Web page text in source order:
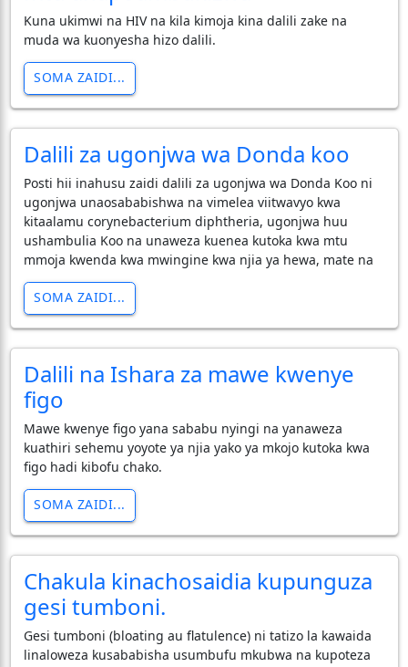
Kuna ukimwi na HIV na kila kimoja kina dalili zake na
muda wa kuonyesha hizo dalili.
SOMA ZAIDI...
Dalili za ugonjwa wa Donda koo
Posti hii inahusu zaidi dalili za ugonjwa wa Donda Koo ni
ugonjwa unaosababishwa na vimelea viitwavyo kwa
kitaalamu corynebacterium diphtheria, ugonjwa huu
ushambulia Koo na unaweza kuenea kutoka kwa mtu
mmoja kwenda kwa mwingine kwa njia ya hewa, mate na
SOMA ZAIDI...
Dalili na Ishara za mawe kwenye
figo
Mawe kwenye figo yana sababu nyingi na yanaweza
kuathiri sehemu yoyote ya njia yako ya mkojo kutoka kwa
figo hadi kibofu chako.
SOMA ZAIDI...
Chakula kinachosaidia kupunguza
gesi tumboni.
​Gesi tumboni (bloating au flatulence) ni tatizo la kawaida
linaloweza kusababisha usumbufu mkubwa na kupoteza